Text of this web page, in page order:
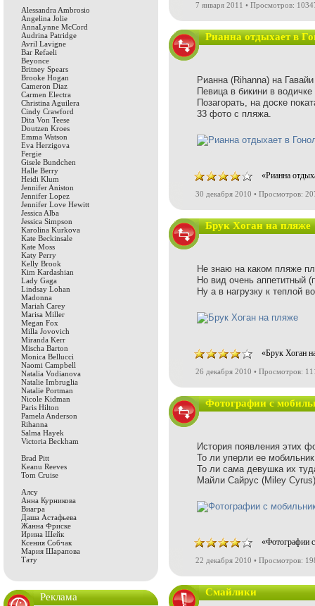
Alessandra Ambrosio
Angelina Jolie
AnnaLynne McCord
Audrina Patridge
Avril Lavigne
Bar Refaeli
Beyonce
Britney Spears
Brooke Hogan
Cameron Diaz
Carmen Electra
Christina Aguilera
Cindy Crawford
Dita Von Teese
Doutzen Kroes
Emma Watson
Eva Herzigova
Fergie
Gisele Bundchen
Halle Berry
Heidi Klum
Jennifer Aniston
Jennifer Lopez
Jennifer Love Hewitt
Jessica Alba
Jessica Simpson
Karolina Kurkova
Kate Beckinsale
Kate Moss
Katy Perry
Kelly Brook
Kim Kardashian
Lady Gaga
Lindsay Lohan
Madonna
Mariah Carey
Marisa Miller
Megan Fox
Milla Jovovich
Miranda Kerr
Mischa Barton
Monica Bellucci
Naomi Campbell
Natalia Vodianova
Natalie Imbruglia
Natalie Portman
Nicole Kidman
Paris Hilton
Pamela Anderson
Rihanna
Salma Hayek
Victoria Beckham
Brad Pitt
Keanu Reeves
Tom Cruise
Алсу
Анна Курникова
Виагра
Даша Астафьева
Жанна Фриске
Ирина Шейк
Ксения Собчак
Мария Шарапова
Тату
Реклама
7 января 2011 • Просмотров:
Рианна отдыхает в
Рианна (Rihanna) на
Певица в бикини в
Позагорать, на доске
33 фото с пляжа.
«Рианна
30 декабря 2010 • Просмотров:
Брук Хоган на пляже
Не знаю на каком пляже
Но вид очень аппетитный
Ну а в нагрузку к теплой
«Брук Хоган
26 декабря 2010 • Просмотров:
Фотографии с
История появления этих
То ли уперли ее
То ли сама девушка их
Майли Сайрус (Miley
«Фотографии
22 декабря 2010 • Просмотров:
Смайлики